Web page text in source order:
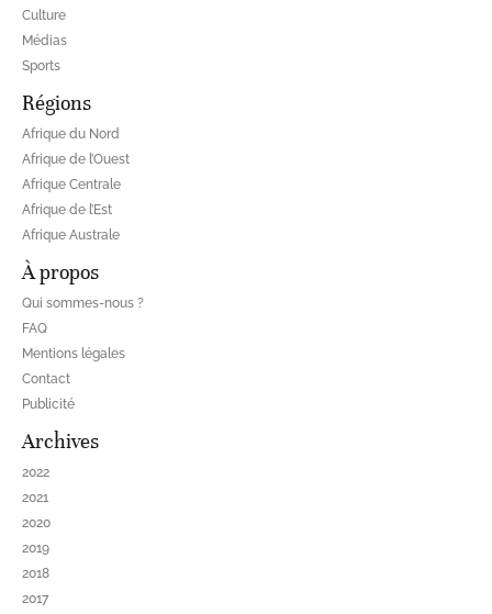
Culture
Médias
Sports
Régions
Afrique du Nord
Afrique de l’Ouest
Afrique Centrale
Afrique de l’Est
Afrique Australe
À propos
Qui sommes-nous ?
FAQ
Mentions légales
Contact
Publicité
Archives
2022
2021
2020
2019
2018
2017